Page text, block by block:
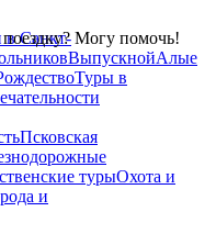
Могу помочь!
в Санкт-
ВыпускнойАлые
Туры в
Псковская
турыОхота и
и